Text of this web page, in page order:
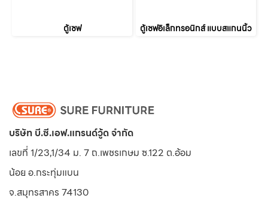
ตู้เซฟ ตู้เซฟอิเล็กทรอนิกส์ แบบสแกนนิ้ว
บริษัท บี.ซี.เอฟ.แกรนด์วู้ด จำกัด
เลขที่ 1/23,1/34 ม. 7 ถ.เพชรเกษม ซ.122 ต.อ้อม
น้อย อ.กระทุ่มแบน
จ.สมุทรสาคร 74130